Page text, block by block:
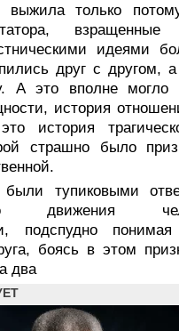
выжила только
взращенные
идеями
друг с другом,
А это вполне могло
история
история
страшно было
тупиковыми
движения
подспудно
боясь в этом
два